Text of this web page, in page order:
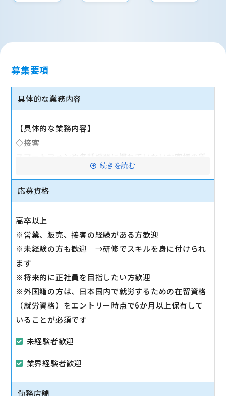
募集要項
具体的な業務内容
【具体的な業務内容】
◇接客
スマートフォンや各種機器に慣れていないお客様の質
◇スマホ教室の開催/運営
契約への誘導、店舗の利益に繋がる積極的なアプロー
チを実施します。
◇注力サービスのご提案
スマホ教室を通して「PayPay」「Yahoo!ショッピン
グ」「LINE」など、おススメサービスを体験いただき
ながら提案します。
続きを読む
応募資格
高卒以上
※営業、販売、接客の経験がある方歓迎
※未経験の方も歓迎 →研修でスキルを身に付けられ
ます
※将来的に正社員を目指したい方歓迎
※外国籍の方は、日本国内で就労するための在留資格
（就労資格）をエントリー時点で6か月以上保有して
いることが必須です
未経験者歓迎
業界経験者歓迎
勤務店舗